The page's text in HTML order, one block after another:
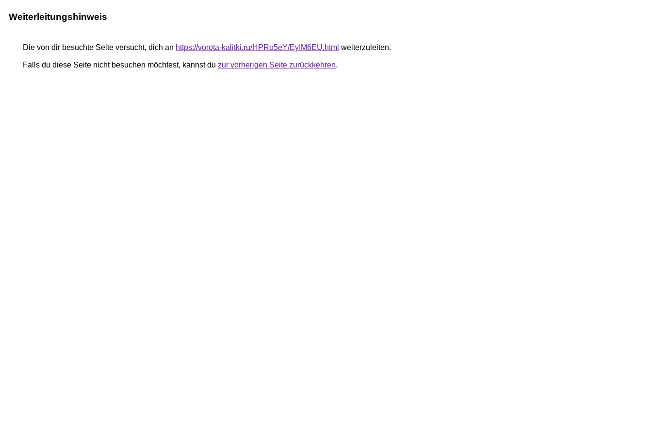
Weiterleitungshinweis
Die von dir besuchte Seite versucht, dich an https://vorota-kalitki.ru/HPRo5eY/EyIM6EU.html weiterzuleiten.
Falls du diese Seite nicht besuchen möchtest, kannst du zur vorherigen Seite zurückkehren.